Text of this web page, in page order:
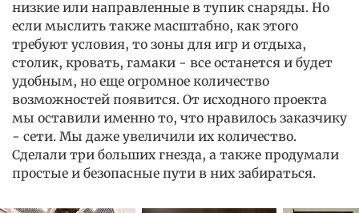
низкие или направленные в тупик снаряды. Но
если мыслить также масштабно, как этого
требуют условия, то зоны для игр и отдыха,
столик, кровать, гамаки - все останется и будет
удобным, но еще огромное количество
возможностей появится. От исходного проекта
мы оставили именно то, что нравилось заказчику
- сети. Мы даже увеличили их количество.
Сделали три больших гнезда, а также продумали
простые и безопасные пути в них забираться.